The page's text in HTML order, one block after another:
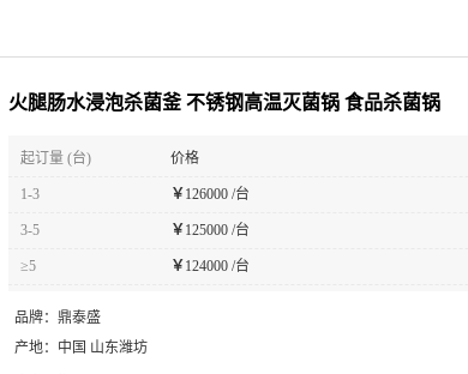
火腿肠水浸泡杀菌釜 不锈钢高温灭菌锅 食品杀菌锅
起订量 (台) 价格
1-3 ￥ 126000 /台
3-5 ￥ 125000 /台
≥5 ￥ 124000 /台
品牌： 鼎泰盛
产地： 中国 山东潍坊